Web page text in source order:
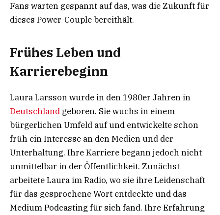
Fans warten gespannt auf das, was die Zukunft für
dieses Power-Couple bereithält.
Frühes Leben und
Karrierebeginn
Laura Larsson wurde in den 1980er Jahren in
Deutschland geboren. Sie wuchs in einem
bürgerlichen Umfeld auf und entwickelte schon
früh ein Interesse an den Medien und der
Unterhaltung. Ihre Karriere begann jedoch nicht
unmittelbar in der Öffentlichkeit. Zunächst
arbeitete Laura im Radio, wo sie ihre Leidenschaft
für das gesprochene Wort entdeckte und das
Medium Podcasting für sich fand. Ihre Erfahrung